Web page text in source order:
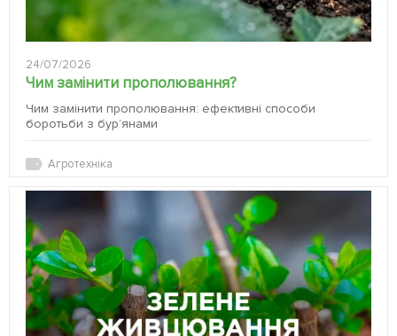
24/07/2026
Чим замінити прополювання?
Чим замінити прополювання: ефективні способи
боротьби з бур’янами
Агротехніка